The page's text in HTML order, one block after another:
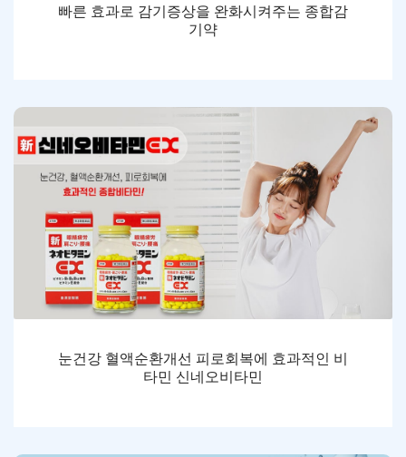
빠른 효과로 감기증상을 완화시켜주는 종합감
기약
눈건강 혈액순환개선 피로회복에 효과적인 비
타민 신네오비타민